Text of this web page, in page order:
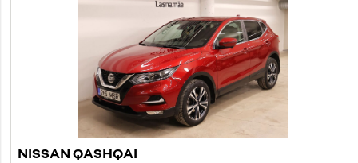
NISSAN QASHQAI